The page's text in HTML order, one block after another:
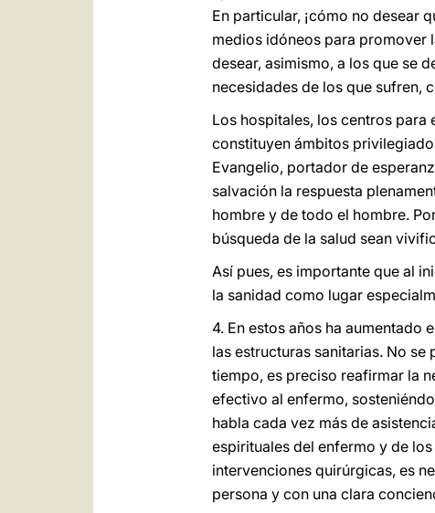
En particular, ¡cómo no desear
medios idóneos para promover
desear, asimismo, a los que se
necesidades de los que sufren,
Los hospitales, los centros para
constituyen ámbitos
Evangelio, portador de
salvación la respuesta
hombre y de todo el hombre.
búsqueda de la salud sean
Así pues, es importante que al
la sanidad como lugar
4. En estos años ha
las estructuras sanitarias. No
tiempo, es preciso reafirmar la
efectivo al enfermo,
habla cada vez más de
espirituales del enfermo y de
intervenciones quirúrgicas, es
persona y con una clara